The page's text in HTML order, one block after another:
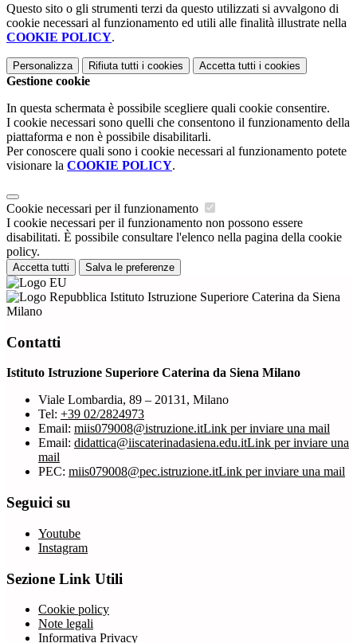
Questo sito o gli strumenti terzi da questo utilizzati si avvalgono di
cookie necessari al funzionamento ed utili alle finalità illustrate nella
COOKIE POLICY.
Personalizza Rifiuta tutti i cookies Accetta tutti i cookies
Gestione cookie
In questa schermata è possibile scegliere quali cookie consentire.
I cookie necessari sono quelli che consentono il funzionamento della
piattaforma e non è possibile disabilitarli.
Per conoscere quali sono i cookie necessari al funzionamento potete
visionare la COOKIE POLICY.
Cookie necessari per il funzionamento
I cookie necessari per il funzionamento non possono essere
disabilitati. È possibile consultare l'elenco nella pagina della cookie
policy.
Accetta tutti Salva le preferenze
Istituto Istruzione Superiore Caterina da Siena
Milano
Contatti
Istituto Istruzione Superiore Caterina da Siena Milano
Viale Lombardia, 89 – 20131, Milano
Tel: +39 02/2824973
Email: miis079008@istruzione.itLink per inviare una mail
Email: didattica@iiscaterinadasiena.edu.itLink per inviare una
mail
PEC: miis079008@pec.istruzione.itLink per inviare una mail
Seguici su
Youtube
Instagram
Sezione Link Utili
Cookie policy
Note legali
Informativa Privacy